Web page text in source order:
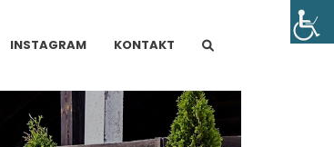
INSTAGRAM KONTAKT